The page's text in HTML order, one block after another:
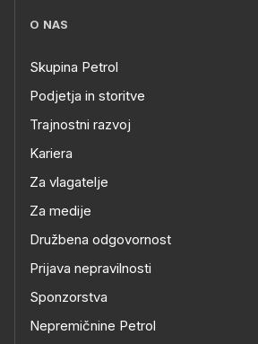
O NAS
Skupina Petrol
Podjetja in storitve
Trajnostni razvoj
Kariera
Za vlagatelje
Za medije
Družbena odgovornost
Prijava nepravilnosti
Sponzorstva
Nepremičnine Petrol